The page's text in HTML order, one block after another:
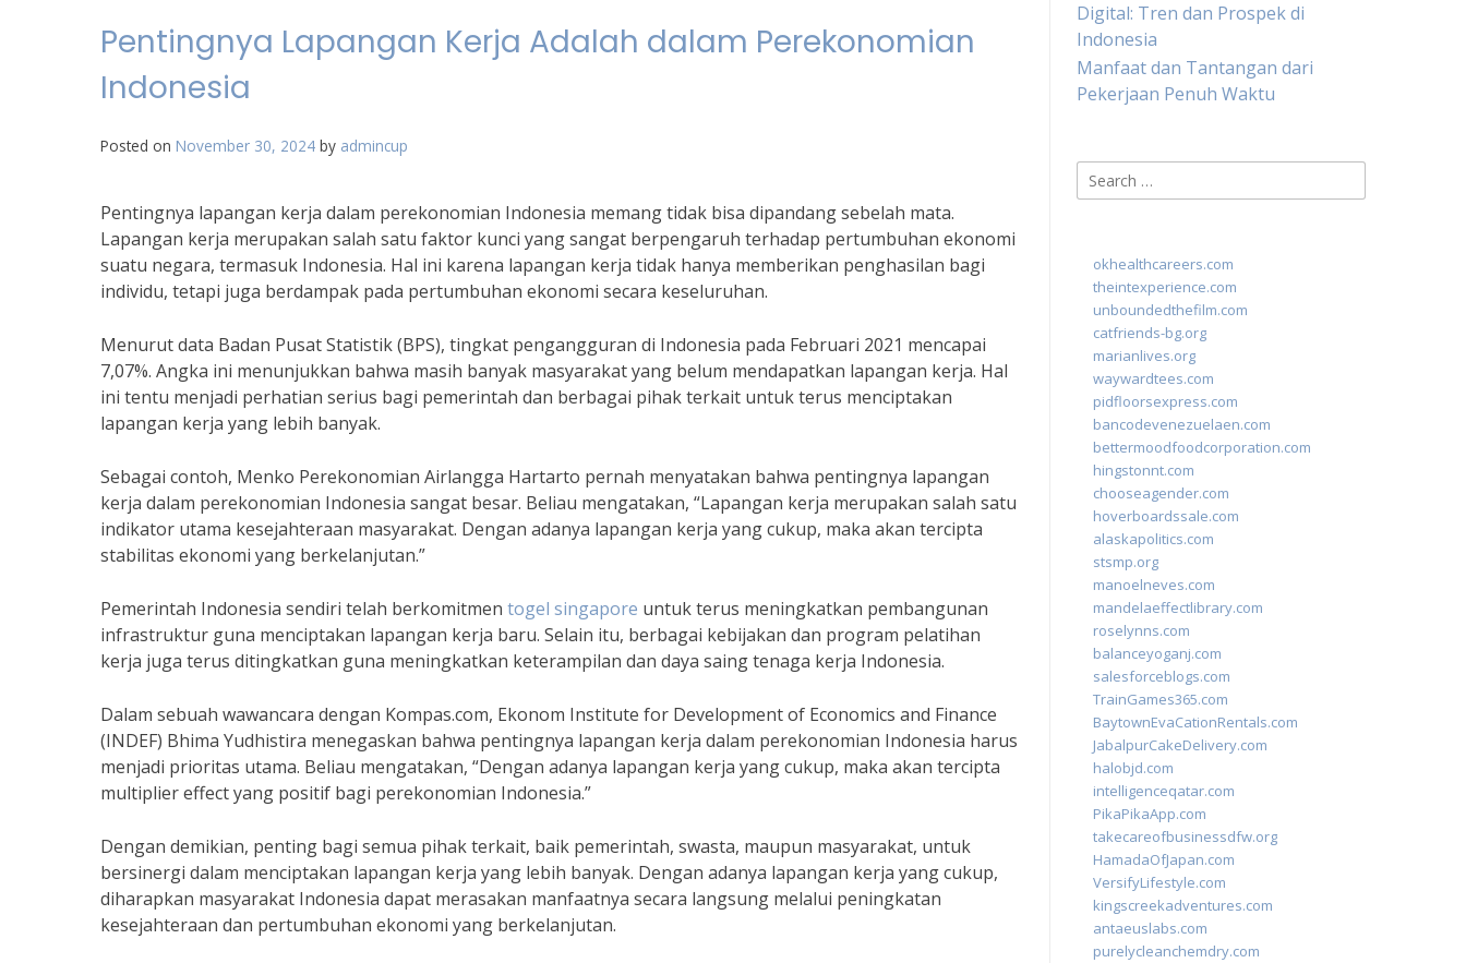
Pentingnya Lapangan Kerja Adalah dalam Perekonomian
Indonesia
Posted on November 30, 2024 by admincup
Pentingnya lapangan kerja dalam perekonomian Indonesia memang tidak bisa dipandang sebelah mata.
Lapangan kerja merupakan salah satu faktor kunci yang sangat berpengaruh terhadap pertumbuhan ekonomi
suatu negara, termasuk Indonesia. Hal ini karena lapangan kerja tidak hanya memberikan penghasilan bagi
individu, tetapi juga berdampak pada pertumbuhan ekonomi secara keseluruhan.
Menurut data Badan Pusat Statistik (BPS), tingkat pengangguran di Indonesia pada Februari 2021 mencapai
7,07%. Angka ini menunjukkan bahwa masih banyak masyarakat yang belum mendapatkan lapangan kerja. Hal
ini tentu menjadi perhatian serius bagi pemerintah dan berbagai pihak terkait untuk terus menciptakan
lapangan kerja yang lebih banyak.
Sebagai contoh, Menko Perekonomian Airlangga Hartarto pernah menyatakan bahwa pentingnya lapangan
kerja dalam perekonomian Indonesia sangat besar. Beliau mengatakan, “Lapangan kerja merupakan salah satu
indikator utama kesejahteraan masyarakat. Dengan adanya lapangan kerja yang cukup, maka akan tercipta
stabilitas ekonomi yang berkelanjutan.”
Pemerintah Indonesia sendiri telah berkomitmen togel singapore untuk terus meningkatkan pembangunan
infrastruktur guna menciptakan lapangan kerja baru. Selain itu, berbagai kebijakan dan program pelatihan
kerja juga terus ditingkatkan guna meningkatkan keterampilan dan daya saing tenaga kerja Indonesia.
Dalam sebuah wawancara dengan Kompas.com, Ekonom Institute for Development of Economics and Finance
(INDEF) Bhima Yudhistira menegaskan bahwa pentingnya lapangan kerja dalam perekonomian Indonesia harus
menjadi prioritas utama. Beliau mengatakan, “Dengan adanya lapangan kerja yang cukup, maka akan tercipta
multiplier effect yang positif bagi perekonomian Indonesia.”
Dengan demikian, penting bagi semua pihak terkait, baik pemerintah, swasta, maupun masyarakat, untuk
bersinergi dalam menciptakan lapangan kerja yang lebih banyak. Dengan adanya lapangan kerja yang cukup,
diharapkan masyarakat Indonesia dapat merasakan manfaatnya secara langsung melalui peningkatan
kesejahteraan dan pertumbuhan ekonomi yang berkelanjutan.
Digital: Tren dan Prospek di
Indonesia
Manfaat dan Tantangan dari
Pekerjaan Penuh Waktu
Search
for:
okhealthcareers.com
theintexperience.com
unboundedthefilm.com
catfriends-bg.org
marianlives.org
waywardtees.com
pidfloorsexpress.com
bancodevenezuelaen.com
bettermoodfoodcorporation.com
hingstonnt.com
chooseagender.com
hoverboardssale.com
alaskapolitics.com
stsmp.org
manoelneves.com
mandelaeffectlibrary.com
roselynns.com
balanceyoganj.com
salesforceblogs.com
TrainGames365.com
BaytownEvaCationRentals.com
JabalpurCakeDelivery.com
halobjd.com
intelligenceqatar.com
PikaPikaApp.com
takecareofbusinessdfw.org
HamadaOfJapan.com
VersifyLifestyle.com
kingscreekadventures.com
antaeuslabs.com
purelycleanchemdry.com